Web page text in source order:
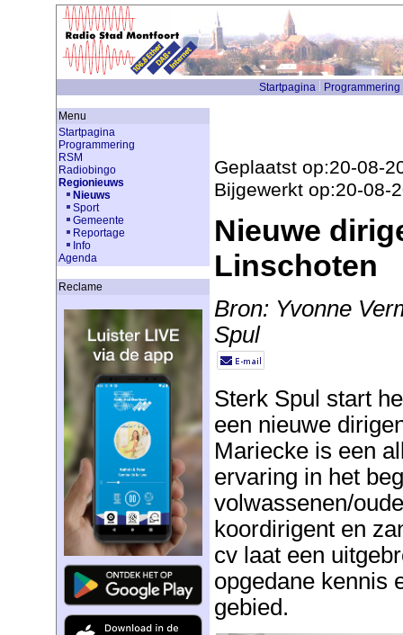
Startpagina Programmering
Menu
Startpagina
Programmering
RSM
Radiobingo
Regionieuws
Nieuws
Sport
Gemeente
Reportage
Info
Agenda
Reclame
Geplaatst op:20-08-
Bijgewerkt op:20-08-
Nieuwe
Linschoten
Bron: Yvonne
Spul
Sterk Spul start
een nieuwe
Mariecke is een
ervaring in het
volwassenen/
koordirigent en
cv laat een
opgedane kennis
gebied.